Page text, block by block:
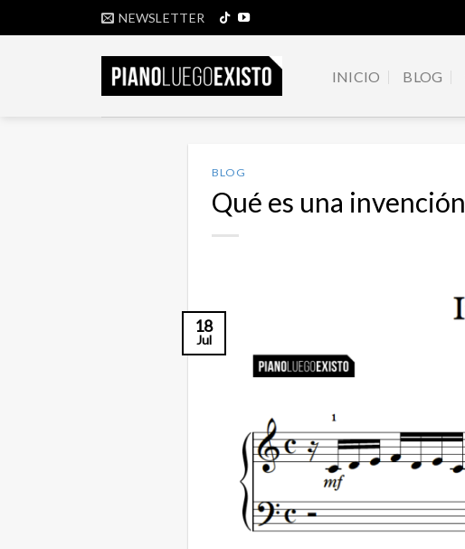
al
NEWSLETTER
INICIO BLOG
BLOG
Qué es una
18
Jul